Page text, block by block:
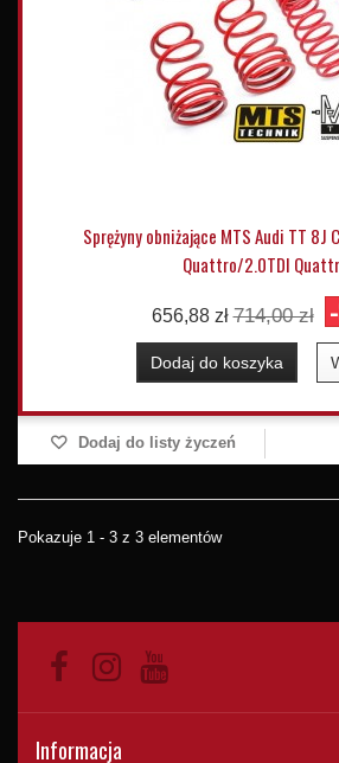
Sprężyny obniżające MTS Audi TT
Quattro/2.0TDI
656,88 zł 714,00 zł
Dodaj do koszyka
Dodaj do listy życzeń
Pokazuje 1 - 3 z 3 elementów
Informacja